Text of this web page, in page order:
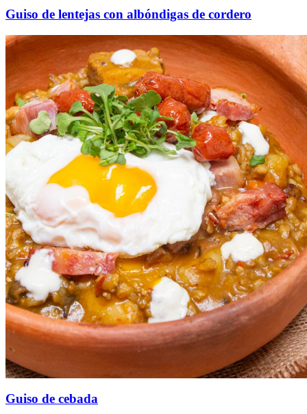
Guiso de lentejas con albóndigas de cordero
Guiso de cebada